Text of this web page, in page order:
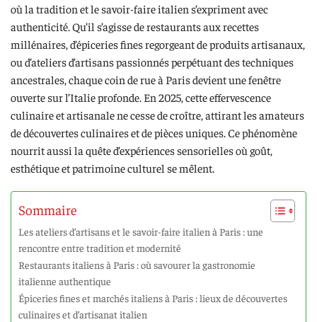
où la tradition et le savoir-faire italien s’expriment avec
authenticité. Qu’il s’agisse de restaurants aux recettes
millénaires, d’épiceries fines regorgeant de produits artisanaux,
ou d’ateliers d’artisans passionnés perpétuant des techniques
ancestrales, chaque coin de rue à Paris devient une fenêtre
ouverte sur l’Italie profonde. En 2025, cette effervescence
culinaire et artisanale ne cesse de croître, attirant les amateurs
de découvertes culinaires et de pièces uniques. Ce phénomène
nourrit aussi la quête d’expériences sensorielles où goût,
esthétique et patrimoine culturel se mêlent.
Sommaire
Les ateliers d’artisans et le savoir-faire italien à Paris : une
rencontre entre tradition et modernité
Restaurants italiens à Paris : où savourer la gastronomie
italienne authentique
Épiceries fines et marchés italiens à Paris : lieux de découvertes
culinaires et d’artisanat italien